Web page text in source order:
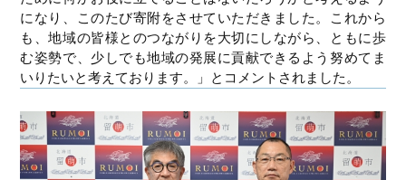
になり、このたび寄附をさせていただきました。これから
も、地域の皆様とのつながりを大切にしながら、ともに歩
む姿勢で、少しでも地域の発展に貢献できるよう努めてま
いりたいと考えております。」とコメントされました。